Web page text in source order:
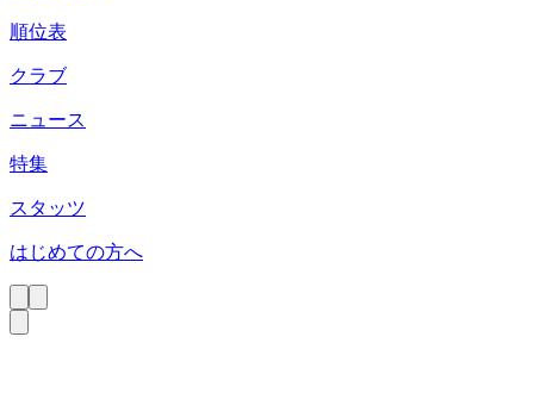
順位表
クラブ
ニュース
特集
スタッツ
はじめての方へ